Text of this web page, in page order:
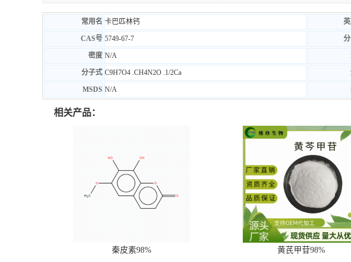
常用名 卡巴匹林钙
CAS号 5749-67-7
密度 N/A
分子式 C9H7O4 .CH4N2O .1/2Ca
MSDS N/A
相关产品：
秦皮素98% 黄芪甲苷98%